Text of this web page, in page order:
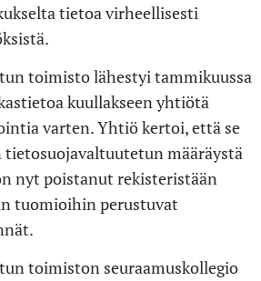
tietoa virheellisesti
toimisto lähestyi tammikuussa
kuullakseen yhtiötä
varten. Yhtiö kertoi, että se
määräystä
nyt poistanut rekisteristään
tuomioihin perustuvat
toimiston seuraamuskollegio